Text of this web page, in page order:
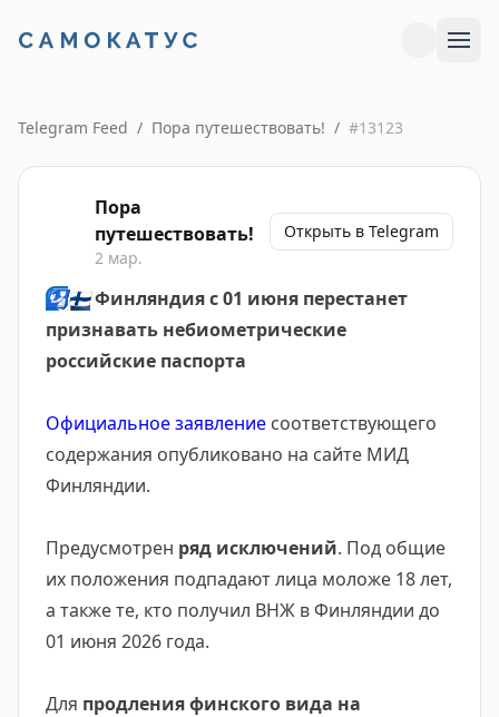
Telegram Feed / Пора путешествовать! / #13123
Пора
путешествовать!
2 мар.
Открыть в Telegram
🛂🇫🇮Финляндия с 01 июня перестанет
признавать небиометрические
российские паспорта
Официальное заявление соответствующего
содержания опубликовано на сайте МИД
Финляндии.
Предусмотрен ряд исключений. Под общие
их положения подпадают лица моложе 18 лет,
а также те, кто получил ВНЖ в Финляндии до
01 июня 2026 года.
Для продления финского вида на